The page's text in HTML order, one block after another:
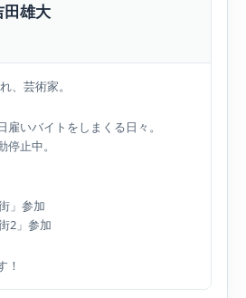
田雄大
、芸術家。
いバイトをしまくる日々。
止中。
」参加
2」参加
！